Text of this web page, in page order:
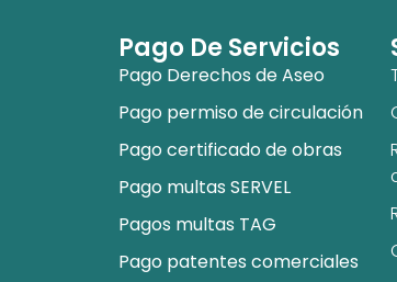
Pago De Servicios
Pago Derechos de Aseo
Pago permiso de circulación
Pago certificado de obras
Pago multas SERVEL
Pagos multas TAG
Pago patentes comerciales